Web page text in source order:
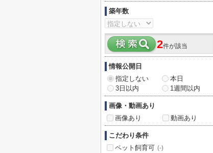
築年数
2件が該当
情報公開日
指定しない
本日
3日以内
1週間以内
画像・動画あり
画像あり
動画あり
こだわり条件
ペット飼育可 (-)